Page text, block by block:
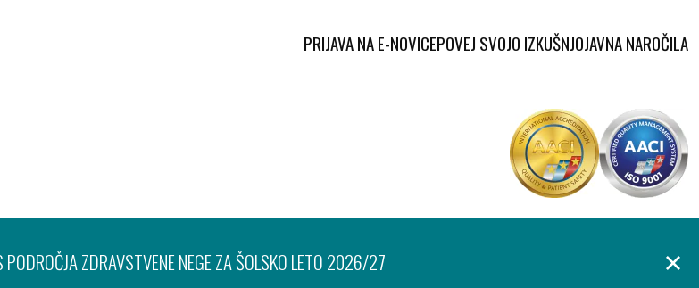
PRIJAVA NA E-NOVICEPOVEJ SVOJO IZKUŠNJOJAVNA NAROČILA
ZDRAVSTVENE NEGE ZA ŠOLSKO LETO 2026/27